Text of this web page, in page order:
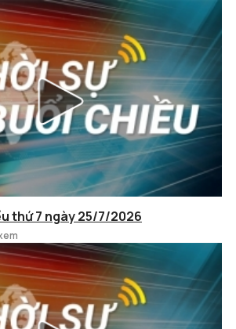
thứ 7 ngày 25/7/2026